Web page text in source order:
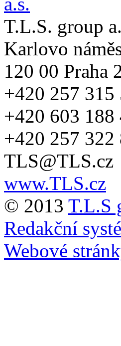
T.L.S. group
Karlovo
120 00 Praha
+420 257 315
+420 603 188
+420 257 322
TLS@TLS.cz
www.TLS.cz
© 2013 T.L.S
Redakční
Webové